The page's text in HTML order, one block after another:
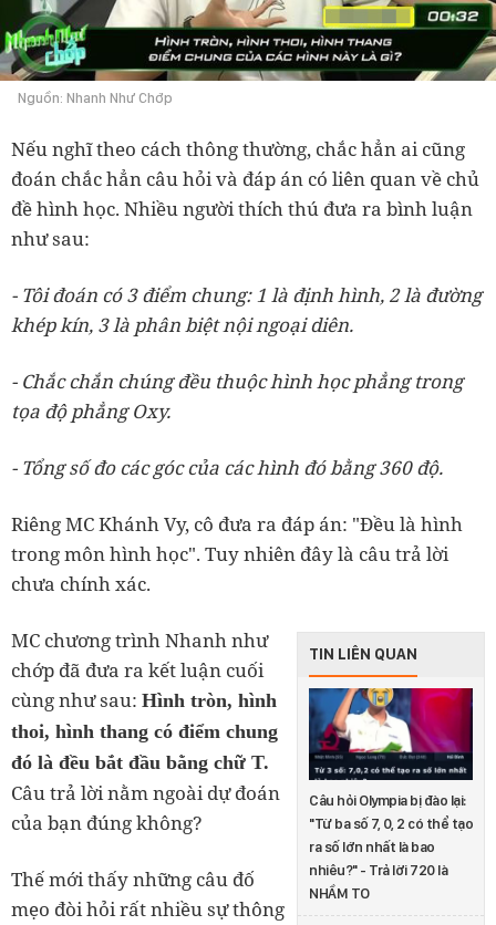
Nguồn: Nhanh Như Chớp
Nếu nghĩ theo cách thông thường, chắc hẳn ai cũng
đoán chắc hẳn câu hỏi và đáp án có liên quan về chủ
đề hình học. Nhiều người thích thú đưa ra bình luận
như sau:
- Tôi đoán có 3 điểm chung: 1 là định hình, 2 là đường
khép kín, 3 là phân biệt nội ngoại diên.
- Chắc chắn chúng đều thuộc hình học phẳng trong
tọa độ phẳng Oxy.
- Tổng số đo các góc của các hình đó bằng 360 độ.
Riêng MC Khánh Vy, cô đưa ra đáp án: "Đều là hình
trong môn hình học". Tuy nhiên đây là câu trả lời
chưa chính xác.
TIN LIÊN QUAN
Câu hỏi Olympia bị đào lại:
"Từ ba số 7, 0, 2 có thể tạo
ra số lớn nhất là bao
nhiêu?" - Trả lời 720 là
NHẦM TO
MC chương trình Nhanh như
chớp đã đưa ra kết luận cuối
cùng như sau: Hình tròn, hình
thoi, hình thang có điểm chung
đó là đều bắt đầu bằng chữ T.
Câu trả lời nằm ngoài dự đoán
của bạn đúng không?
Thế mới thấy những câu đố
mẹo đòi hỏi rất nhiều sự thông